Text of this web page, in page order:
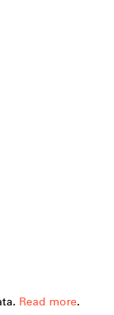
Read more